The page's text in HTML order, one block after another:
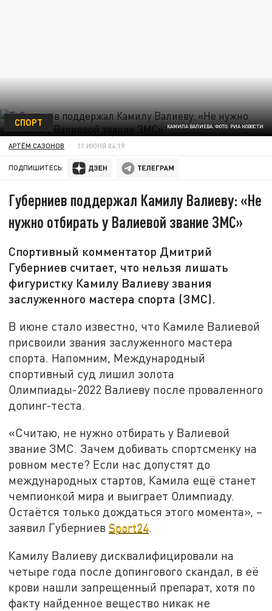
КАМИЛА ВАЛИЕВА. ФОТО: РИА НОВОСТИ
СПОРТ
АРТЁМ САЗОНОВ 11 ИЮНЯ 04:19
ПОДПИШИТЕСЬ:
Губерниев поддержал Камилу Валиеву: «Не
нужно отбирать у Валиевой звание ЗМС»
Спортивный комментатор Дмитрий
Губерниев считает, что нельзя лишать
фигуристку Камилу Валиеву звания
заслуженного мастера спорта (ЗМС).
В июне стало известно, что Камиле Валиевой
присвоили звания заслуженного мастера
спорта. Напомним, Международный
спортивный суд лишил золота
Олимпиады-2022 Валиеву после проваленного
допинг-теста.
«Считаю, не нужно отбирать у Валиевой
звание ЗМС. Зачем добивать спортсменку на
ровном месте? Если нас допустят до
международных стартов, Камила ещё станет
чемпионкой мира и выиграет Олимпиаду.
Остаётся только дождаться этого момента», –
заявил ГуберниевSport24.
Камилу Валиеву дисквалифицировали на
четыре года после допингового скандал, в её
крови нашли запрещенный препарат, хотя по
факту найденное вещество никак не